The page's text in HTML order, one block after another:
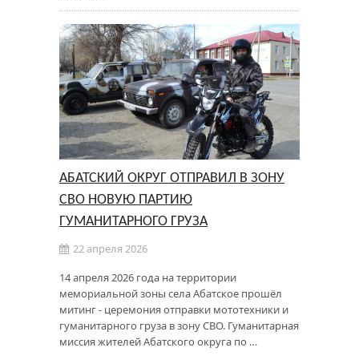
АБАТСКИЙ ОКРУГ ОТПРАВИЛ В ЗОНУ
СВО НОВУЮ ПАРТИЮ
ГУМАНИТАРНОГО ГРУЗА
22 апреля 2026
14 апреля 2026 года на территории
мемориальной зоны села Абатское прошёл
митинг - церемония отправки мототехники и
гуманитарного груза в зону СВО. Гуманитарная
миссия жителей Абатского округа по …